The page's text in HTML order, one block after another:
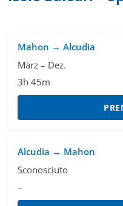
Mahon → Alcudia
März – Dez.
3h 45m
Alcudia → Mahon
Sconosciuto
–